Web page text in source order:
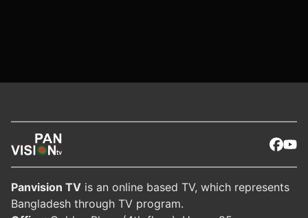
Panvision TV is an online based TV, which represents
Bangladesh through TV program.